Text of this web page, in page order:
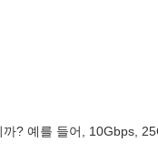
? 예를 들어, 10Gbps,